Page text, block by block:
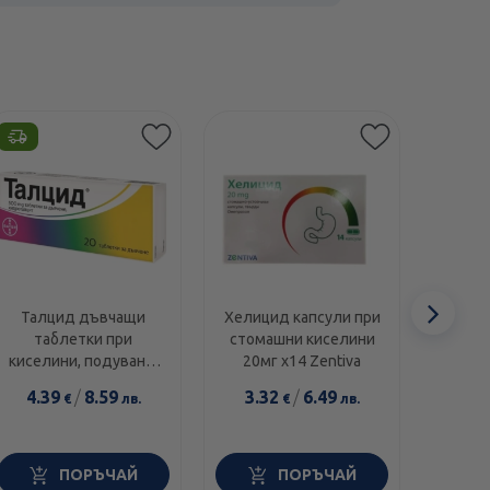
Талцид дъвчащи
таблетки при
киселини, подуване,
х20 Bayer
4.39€ / 8.59лв.
ПОРЪЧАЙ
Хелицид капсули при
стомашни киселини
20мг х14 Zentiva
3.32 € / 6.49лв.
ПОРЪЧАЙ